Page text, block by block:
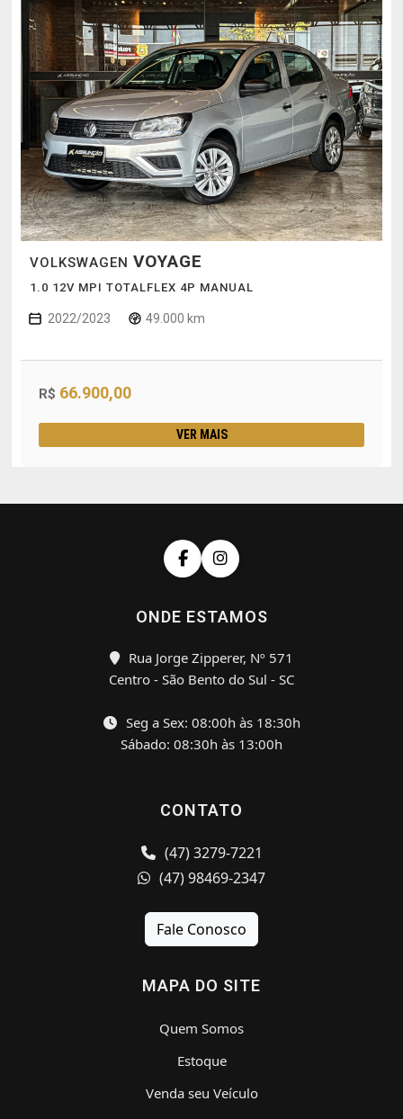
VOLKSWAGEN VOYAGE
1.0 12V MPI TOTALFLEX 4P MANUAL
2022/2023 49.000 km
R$ 66.900,00
VER MAIS
ONDE ESTAMOS
Rua Jorge Zipperer, Nº 571
Centro - São Bento do Sul - SC
Seg a Sex: 08:00h às 18:30h
Sábado: 08:30h às 13:00h
CONTATO
(47) 3279-7221
(47) 98469-2347
Fale Conosco
MAPA DO SITE
Quem Somos
Estoque
Venda seu Veículo